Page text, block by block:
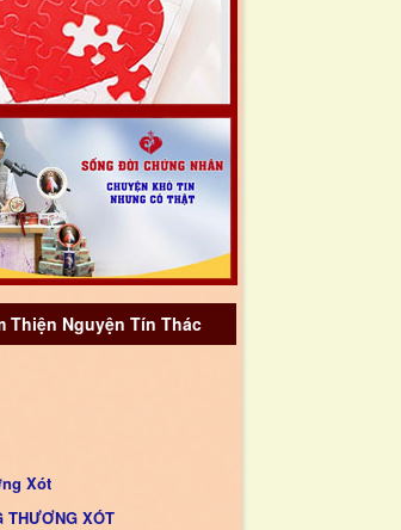
Thiện Nguyện Tín Thác
Xót
THƯƠNG XÓT